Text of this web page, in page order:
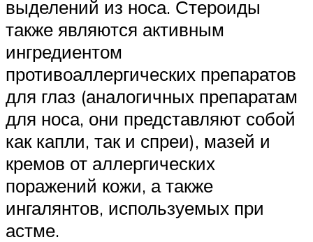
выделений из носа. Стероиды
также являются активным
ингредиентом
противоаллергических препаратов
для глаз (аналогичных препаратам
для носа, они представляют собой
как капли, так и спреи), мазей и
кремов от аллергических
поражений кожи, а также
ингалянтов, используемых при
астме.